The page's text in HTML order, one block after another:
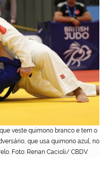
veste quimono branco e tem o
que usa quimono azul, no
Foto: Renan Cacioli/ CBDV.